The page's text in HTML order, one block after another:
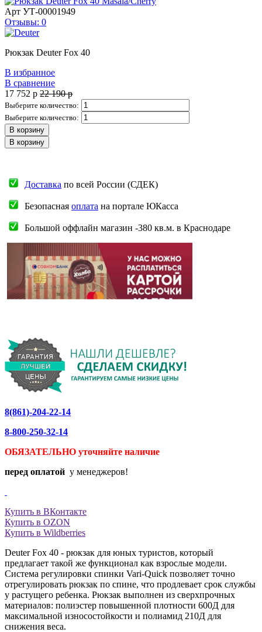
Арт УТ-00001949
Отзывы: 0
Рюкзак Deuter Fox 40
В избранное
В сравнение
17 752 p 22 190 p
Выберите количество:
Выберите количество:
В корзину
В корзину
Доставка по всей России (СДЕК)
Безопасная оплата на портале ЮКасса
Большой оффлайн магазин -380 кв.м. в Краснодаре
8(861)-204-22-14
8-800-250-32-14
ОБЯЗАТЕЛЬНО уточняйте наличие
перед оплатой у менеджеров!
Купить в ВКонтакте
Купить в OZON
Купить в Wildberries
Deuter Fox 40 - рюкзак для юных туристов, который
предлагает такой же функционал как взрослые модели.
Система регулировки спинки Vari-Quick позволяет точно
отрегулировать рюкзак по спине, что продлевает срок службы
у растущего ребенка. Рюкзак выполнен из сверхпрочных
материалов: полиэстер повышенной плотности 600Д для
максимальной износостойкости и полиамид 210Д для
снижения веса.